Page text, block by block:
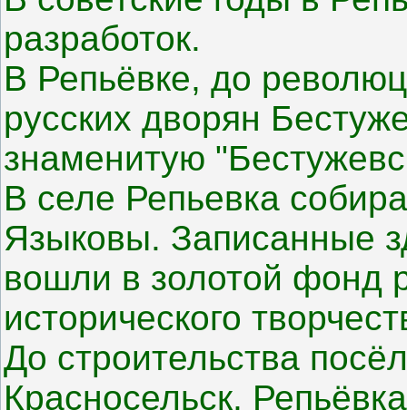
разработок.
В Репьёвке, до
русских дворян
знаменитую
В селе Репьевка
Языковы. Записанные
вошли в золотой фонд
исторического
До строительства
Красносельск,